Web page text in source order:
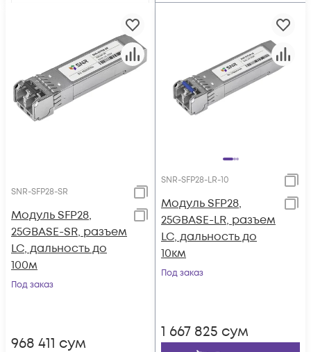
SNR-SFP28-SR
Модуль SFP28,
25GBASE-SR, разъем
LC, дальность до
100м
Под заказ
968 411 сум
SNR-SFP28-LR-10
Модуль SFP28,
25GBASE-LR, разъем
LC, дальность до
10км
Под заказ
1 667 825 сум